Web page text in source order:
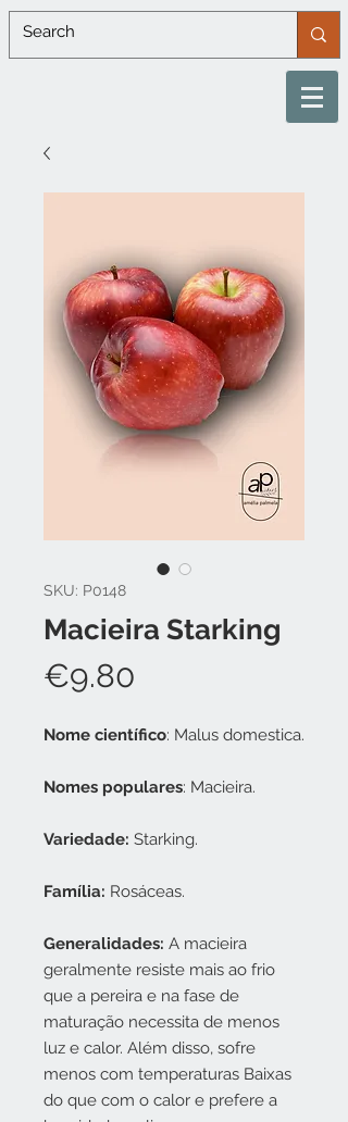
SKU: P0148
Macieira Starking
€9.80
Nome científico: Malus domestica.
Nomes populares: Macieira.
Variedade: Starking.
Família: Rosáceas.
Generalidades: A macieira
geralmente resiste mais ao frio
que a pereira e na fase de
maturação necessita de menos
luz e calor. Além disso, sofre
menos com temperaturas Baixas
do que com o calor e prefere a